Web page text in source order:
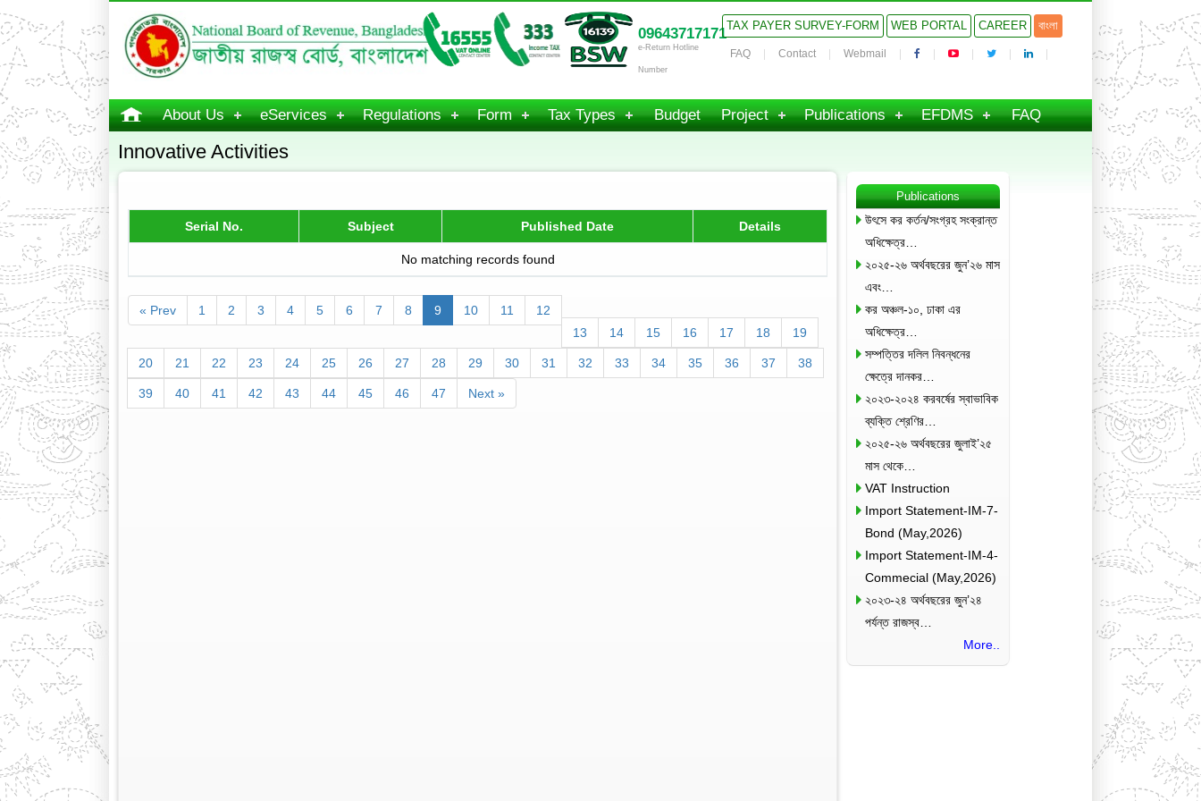
09643717171
e-Return Hotline
Number
TAX PAYER SURVEY-FORM WEB PORTAL CAREER বাংলা
FAQ Contact Webmail
About Us eServices Regulations Form Tax Types Budget Project Publications EFDMS FAQ
Innovative Activities
Serial No. Subject Published Date Details
No matching records found
« Prev 1 2 3 4 5 6 7 8 9 10 11
12
13
14 15 16 17 18 19
20 21 22 23 24 25 26 27 28 29 30 31 32 33 34 35 36 37 38
39 40 41 42 43 44 45 46 47 Next »
Publications
উৎসে কর কর্তন/সংগ্রহ সংক্রান্ত
অধিক্ষেত্র…
২০২৫-২৬ অর্থবছরের জুন’২৬ মাস
এবং…
কর অঞ্চল-১০, ঢাকা এর
অধিক্ষেত্র…
সম্পত্তির দলিল নিবন্ধনের
ক্ষেত্রে দানকর…
২০২৩-২০২৪ করবর্ষের স্বাভাবিক
ব্যক্তি শ্রেণির…
২০২৫-২৬ অর্থবছরের জুলাই’২৫
মাস থেকে…
VAT Instruction
Import Statement-IM-7-
Bond (May,2026)
Import Statement-IM-4-
Commecial (May,2026)
২০২৩-২৪ অর্থবছরের জুন’২৪
পর্যন্ত রাজস্ব…
More..